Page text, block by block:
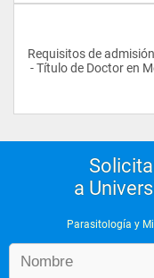
Requisitos de admisión
- Título de Doctor en
a
Parasitología y